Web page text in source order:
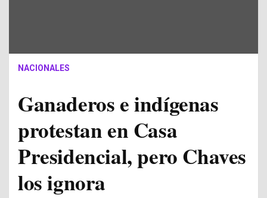
NACIONALES
Ganaderos e indígenas
protestan en Casa
Presidencial, pero Chaves
los ignora